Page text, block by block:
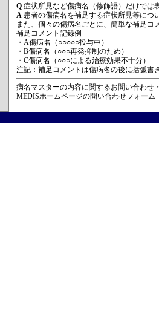
Q 症状所見など傷病名（修飾語）だけでは
A 患者の傷病名を補足する症状所見等につ
また、個々の傷病名ごとに、簡単な補足コ
補足コメント記録例
・A傷病名（○○○○○投与中）
・B傷病名（○○○再発抑制のため）
・C傷病名（○○○による治療効果不十分）
注記：補足コメントは傷病名の後に括弧書
病名マスターの内容に関するお問い合わせ
MEDISホームページの問い合わせフォーム